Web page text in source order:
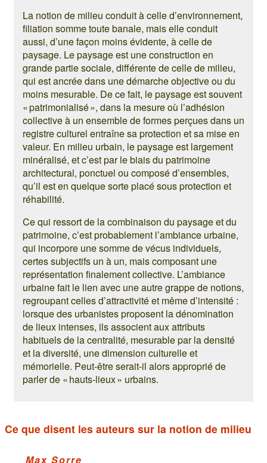
La notion de milieu conduit à celle d’environnement,
filiation somme toute banale, mais elle conduit
aussi, d’une façon moins évidente, à celle de
paysage. Le paysage est une construction en
grande partie sociale, différente de celle de milieu,
qui est ancrée dans une démarche objective ou du
moins mesurable. De ce fait, le paysage est souvent
« patrimonialisé », dans la mesure où l’adhésion
collective à un ensemble de formes perçues dans un
registre culturel entraîne sa protection et sa mise en
valeur. En milieu urbain, le paysage est largement
minéralisé, et c’est par le biais du patrimoine
architectural, ponctuel ou composé d’ensembles,
qu’il est en quelque sorte placé sous protection et
réhabilité.
Ce qui ressort de la combinaison du paysage et du
patrimoine, c’est probablement l’ambiance urbaine,
qui incorpore une somme de vécus individuels,
certes subjectifs un à un, mais composant une
représentation finalement collective. L’ambiance
urbaine fait le lien avec une autre grappe de notions,
regroupant celles d’attractivité et même d’intensité :
lorsque des urbanistes proposent la dénomination
de lieux intenses, ils associent aux attributs
habituels de la centralité, mesurable par la densité
et la diversité, une dimension culturelle et
mémorielle. Peut-être serait-il alors approprié de
parler de « hauts-lieux » urbains.
Ce que disent les auteurs sur la notion de milieu
Max Sorre